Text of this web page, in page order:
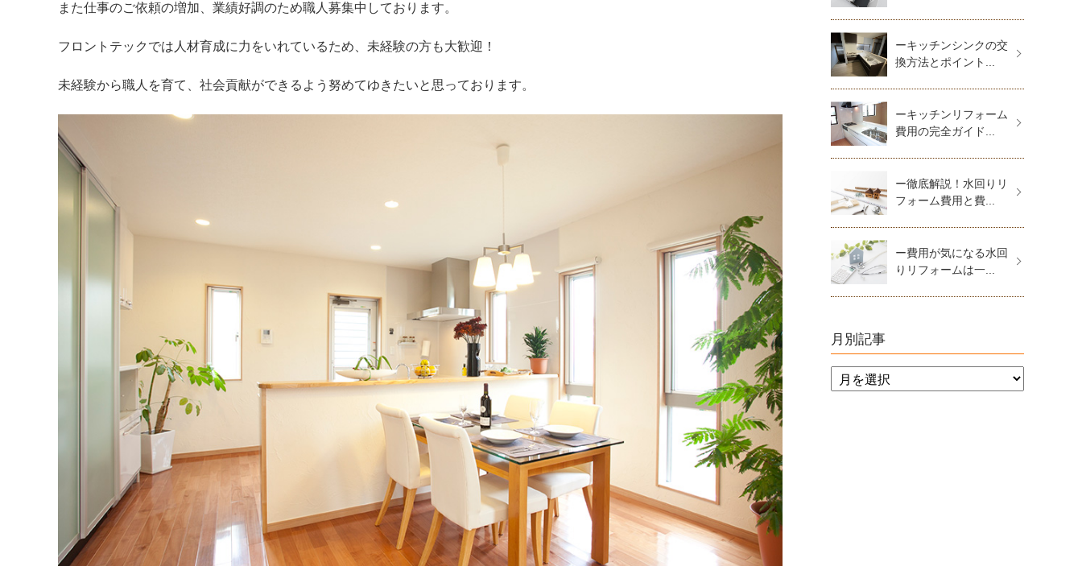
また仕事のご依頼の増加、業績好調のため職人募集中しております。
フロントテックでは人材育成に力をいれているため、未経験の方も大歓迎！
未経験から職人を育て、社会貢献ができるよう努めてゆきたいと思っております。
ーキッチンシンクの交
換方法とポイント...
ーキッチンリフォーム
費用の完全ガイド...
ー徹底解説！水回りリ
フォーム費用と費...
ー費用が気になる水回
りリフォームは一...
月別記事